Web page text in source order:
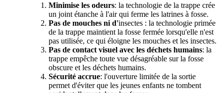
Minimise les odeurs: la technologie de la trappe crée
un joint étanche à l'air qui ferme les latrines à fosse.
Pas de mouches ni d'insectes : la technologie primée
de la trappe maintient la fosse fermée lorsqu'elle n'est
pas utilisée, ce qui éloigne les mouches et les insectes.
Pas de contact visuel avec les déchets humains: la
trappe empêche toute vue désagréable sur la fosse
obscure et les déchets humains.
Sécurité accrue: l'ouverture limitée de la sortie
permet d'éviter que les jeunes enfants ne tombent